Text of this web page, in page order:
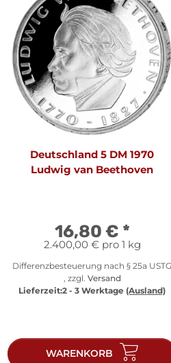
Deutschland 5 DM 1970
Ludwig van Beethoven
16,80 € *
2.400,00 € pro 1 kg
Differenzbesteuerung nach § 25a USTG
, zzgl. Versand
Lieferzeit:2 - 3 Werktage (Ausland)
WARENKORB